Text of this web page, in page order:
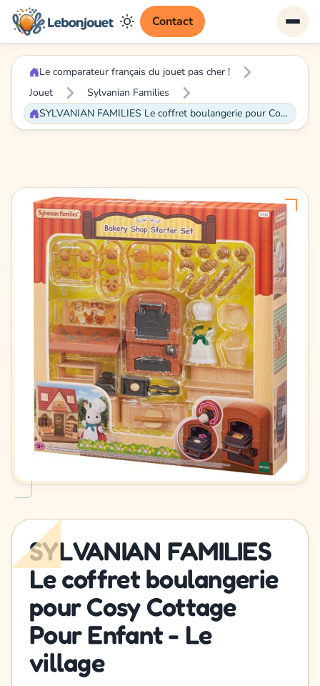
Contact
Le comparateur français du jouet pas cher !
Jouet
Sylvanian Families
SYLVANIAN FAMILIES Le coffret boulangerie pour Cosy Cottage Pour Enfant - Le village
SYLVANIAN FAMILIES
Le coffret boulangerie
pour Cosy Cottage
Pour Enfant - Le
village